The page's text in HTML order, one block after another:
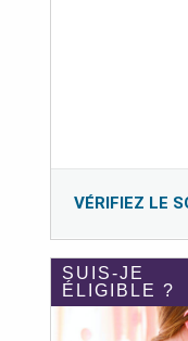
VÉRIFIEZ LE
SUIS-JE
ÉLIGIBLE ?